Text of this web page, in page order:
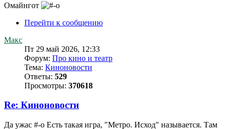
Омайнгот
Перейти к сообщению
Макс
Пт 29 май 2026, 12:33
Форум: Про кино и театр
Тема: Киноновости
Ответы: 529
Просмотры: 370618
Re: Киноновости
Да ужас #-o Есть такая игра, "Метро. Исход" называется. Там